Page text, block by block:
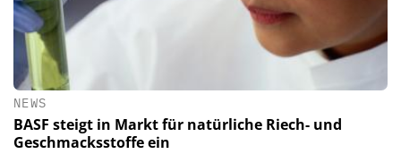
NEWS
BASF steigt in Markt für natürliche Riech- und
Geschmacksstoffe ein